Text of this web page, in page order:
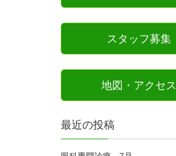
スタッフ募集
地図・アクセス
最近の投稿